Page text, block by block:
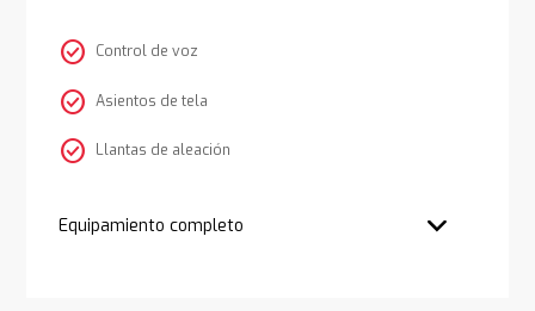
check_circle Control de voz
check_circle Asientos de tela
check_circle Llantas de aleación
Equipamiento completo